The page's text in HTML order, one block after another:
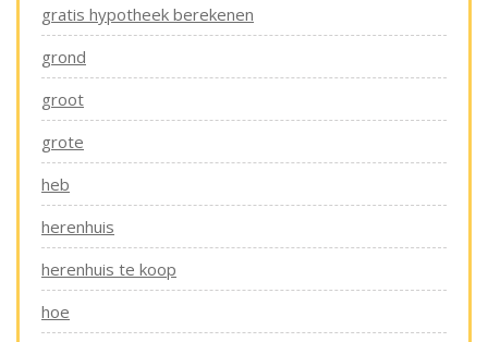
gratis hypotheek berekenen
grond
groot
grote
heb
herenhuis
herenhuis te koop
hoe